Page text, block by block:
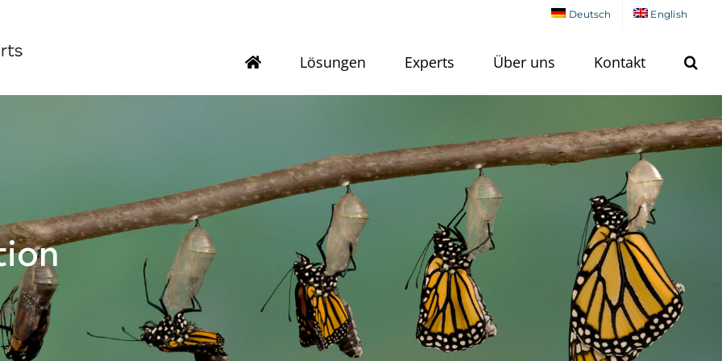
Deutsch English
Lösungen Experts Über uns Kontakt